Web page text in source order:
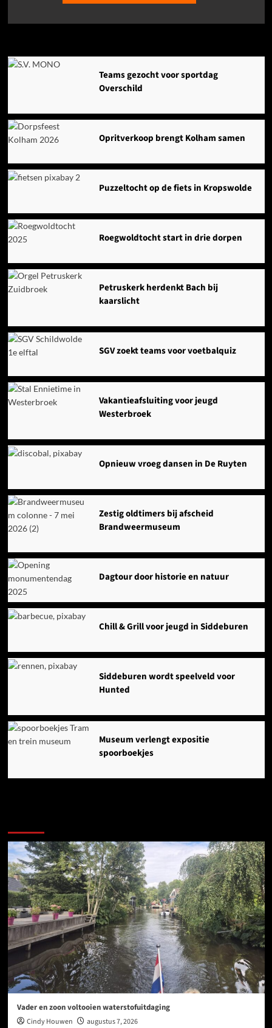
Agenda
Teams gezocht voor sportdag
Overschild
Opritverkoop brengt Kolham samen
Puzzeltocht op de fiets in Kropswolde
Roegwoldtocht start in drie dorpen
Petruskerk herdenkt Bach bij
kaarslicht
SGV zoekt teams voor voetbalquiz
Vakantieafsluiting voor jeugd
Westerbroek
Opnieuw vroeg dansen in De Ruyten
Zestig oldtimers bij afscheid
Brandweermuseum
Dagtour door historie en natuur
Chill & Grill voor jeugd in Siddeburen
Siddeburen wordt speelveld voor
Hunted
Museum verlengt expositie
spoorboekjes
Vader en zoon voltooien waterstofuitdaging
Cindy Houwen augustus 7, 2026